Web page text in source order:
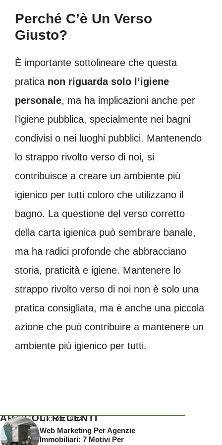
Perché C’è Un Verso
Giusto?
È importante sottolineare che questa
pratica non riguarda solo l’igiene
personale, ma ha implicazioni anche per
l’igiene pubblica, specialmente nei bagni
condivisi o nei luoghi pubblici. Mantenendo
lo strappo rivolto verso di noi, si
contribuisce a creare un ambiente più
igienico per tutti coloro che utilizzano il
bagno. La questione del verso corretto
della carta igienica può sembrare banale,
ma ha radici profonde che abbracciano
storia, praticità e igiene. Mantenere lo
strappo rivolto verso di noi non è solo una
pratica consigliata, ma è anche una piccola
azione che può contribuire a mantenere un
ambiente più igienico per tutti.
ARTICOLI RECENTI
TECNOLOGIA
Web Marketing Per Agenzie
Immobiliari: 7 Motivi Per